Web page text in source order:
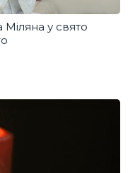
у свято